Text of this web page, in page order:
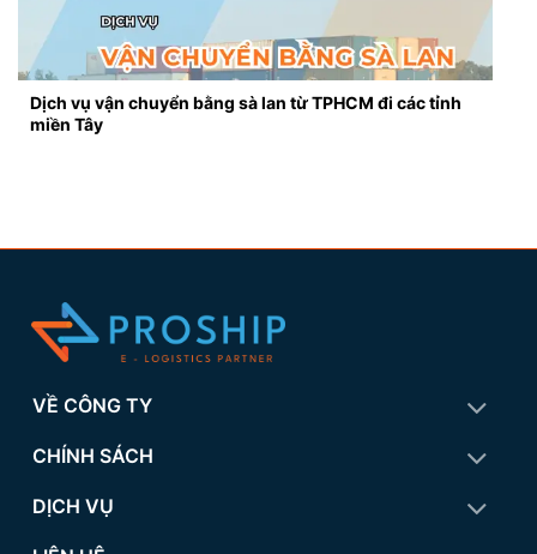
Dịch vụ vận chuyển bằng sà lan từ TPHCM đi các tỉnh
miền Tây
VỀ CÔNG TY
CHÍNH SÁCH
DỊCH VỤ